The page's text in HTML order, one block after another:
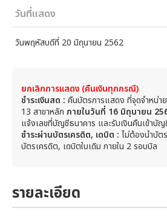
วันที่แสดง
วันพฤหัสบดีที่ 20 มิถุนายน 2562
ยกเลิกการแสดง (คืนเงินทุกกรณี)
ชำระเงินสด : คืนบัตรการแสดง ที่จุดจำหน่า
13 สาขาหลัก ภายในวันที่ 16 มิถุนายน
แจ้งเลขที่บัญชีธนาคาร และรับเงินคืนเข้าบัญ
ชำระผ่านบัตรเครดิต, เดบิต : ไม่ต้องนำบัต
บัตรเครดิต, เดบิตใบเดิม ภายใน 2 รอบบิล
รายละเอียด